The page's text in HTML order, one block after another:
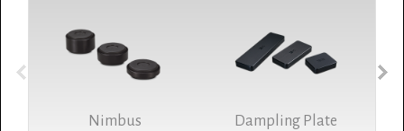
Nimbus Dampling Plate